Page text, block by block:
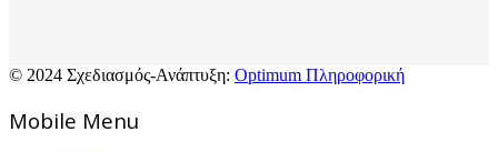
© 2024 Σχεδιασμός-Ανάπτυξη: Optimum Πληροφορική
Mοbile Menu